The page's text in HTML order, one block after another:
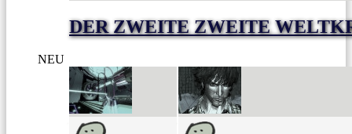
DER ZWEITE ZWEITE
NEU